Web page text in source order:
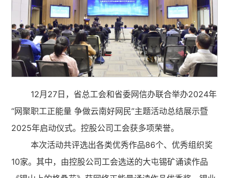
12月27日，省总工会和省委网信办联合举办2024年
“网聚职工正能量 争做云南好网民”主题活动总结展示暨
2025年启动仪式。控股公司工会获多项荣誉。
本次活动共评选出各类优秀作品86个、优秀组织奖
10家。其中，由控股公司工会选送的大屯锡矿诵读作品